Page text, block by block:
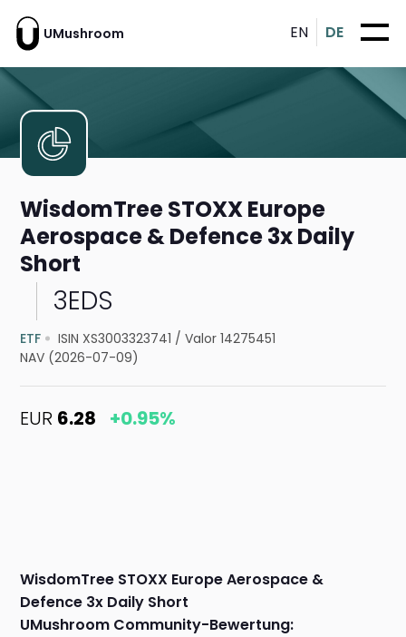
UMushroom EN DE
WisdomTree STOXX Europe
Aerospace & Defence 3x Daily
Short
3EDS
ETF ISIN XS3003323741 /Valor 14275451
NAV (2026-07-09)
EUR 6.28 +0.95%
WisdomTree STOXX Europe Aerospace &
Defence 3x Daily Short
UMushroom Community-Bewertung: